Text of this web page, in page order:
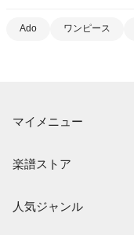
Ado ワンピース
マイメニュー
退会はこちら
楽譜ストア
人気ジャンル